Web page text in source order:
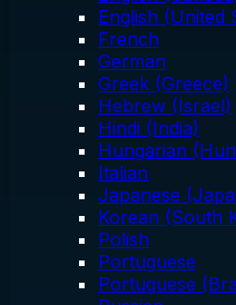
English (United
French
German
Greek (Greece)
Hebrew (Israel)
Hindi (India)
Hungarian
Italian
Japanese
Korean (South
Polish
Portuguese
Portuguese